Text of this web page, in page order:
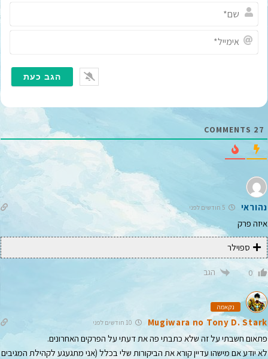
ם
*
י
ל
27
נהוראי 5 חודשים לפני
איזה פרק
ספוילר
0 הגב
נקאמה
Mugiwara no Tony D. Stark 10 חודשים לפני
פתאום חשבתי על זה שלא כתבתי פה את דעתי על הפרקים האחרונים.
לא יודע אם מישהו עדיין קורא את הביקורות שלי בכלל (אני מתגעגע לקהילת המגיבים